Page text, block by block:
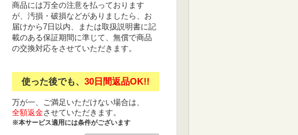
商品には万全の注意を払っております
が、汚損・破損などがありましたら、お
届けから7日以内、または取扱説明書に記
載のある保証期間に準じて、無償で商品
の交換対応をさせていただきます。
使った後でも、 30日間返品OK!!
万が一、ご満足いただけない場合は、
全額返金させていただきます。
※本サービス適用には条件がございます